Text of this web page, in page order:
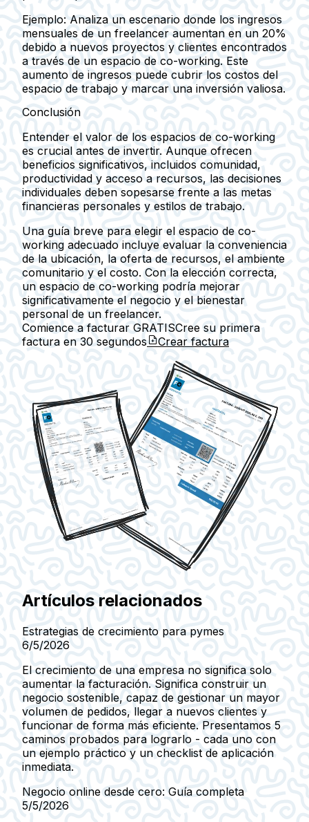
Ejemplo: Analiza un escenario donde los ingresos
mensuales de un freelancer aumentan en un 20%
debido a nuevos proyectos y clientes encontrados
a través de un espacio de co-working. Este
aumento de ingresos puede cubrir los costos del
espacio de trabajo y marcar una inversión valiosa.
Conclusión
Entender el valor de los espacios de co-working
es crucial antes de invertir. Aunque ofrecen
beneficios significativos, incluidos comunidad,
productividad y acceso a recursos, las decisiones
individuales deben sopesarse frente a las metas
financieras personales y estilos de trabajo.
Una guía breve para elegir el espacio de co-
working adecuado incluye evaluar la conveniencia
de la ubicación, la oferta de recursos, el ambiente
comunitario y el costo. Con la elección correcta,
un espacio de co-working podría mejorar
significativamente el negocio y el bienestar
personal de un freelancer.
Comience a facturar GRATISCree su primera
factura en 30 segundos Crear factura
Artículos relacionados
Estrategias de crecimiento para pymes
6/5/2026
El crecimiento de una empresa no significa solo
aumentar la facturación. Significa construir un
negocio sostenible, capaz de gestionar un mayor
volumen de pedidos, llegar a nuevos clientes y
funcionar de forma más eficiente. Presentamos 5
caminos probados para lograrlo - cada uno con
un ejemplo práctico y un checklist de aplicación
inmediata.
Negocio online desde cero: Guía completa
5/5/2026